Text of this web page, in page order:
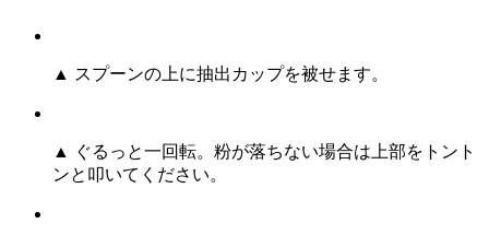
▲ スプーンの上に抽出カップを被せます。
▲ ぐるっと一回転。粉が落ちない場合は上部をトント
ンと叩いてください。